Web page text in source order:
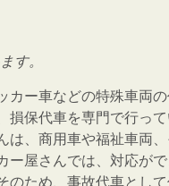
す。
カー車などの特殊車両
損保代車を専門で行っ
は、商用車や福祉車両
ー屋さんでは、対応が
のため、事故代車とし